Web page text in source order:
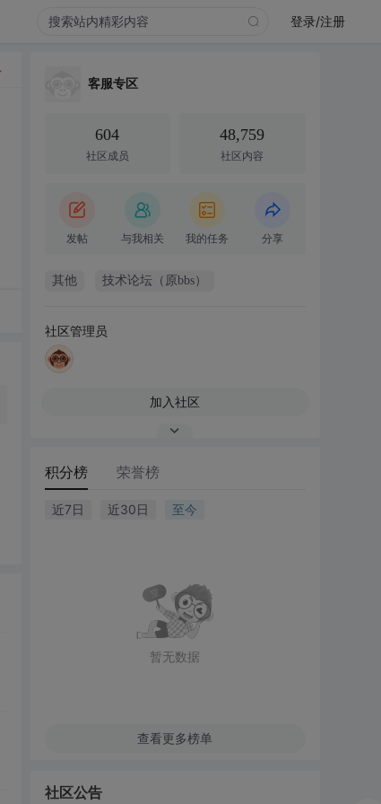
登录/注册
客服专区
604
社区成员
48,759
社区内容
发帖 与我相关 我的任务 分享
其他 技术论坛（原bbs）
社区管理员
加入社区
积分榜 荣誉榜
近7日 近30日 至今
暂无数据
查看更多榜单
社区公告